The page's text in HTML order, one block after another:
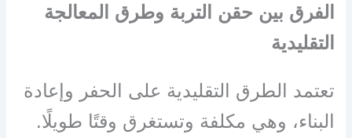
الفرق بين حقن التربة وطرق المعالجة
التقليدية
تعتمد الطرق التقليدية على الحفر وإعادة
البناء، وهي مكلفة وتستغرق وقتًا طويلًا.